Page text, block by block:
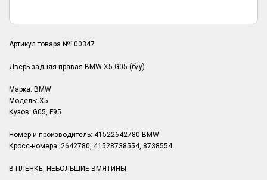
Артикул товара №100347
Дверь задняя правая BMW X5 G05 (б/у)
Марка: BMW
Модель: X5
Кузов: G05, F95
Номер и производитель: 41522642780 BMW
Кросс-номера: 2642780, 41528738554, 8738554
В ПЛЁНКЕ, НЕБОЛЬШИЕ ВМЯТИНЫ